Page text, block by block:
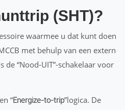
(SHT)?
waarmee u dat kunt doen
met behulp van een extern
de “Nood-UIT”-schakelaar voor
“Energize-to-trip”logica. De